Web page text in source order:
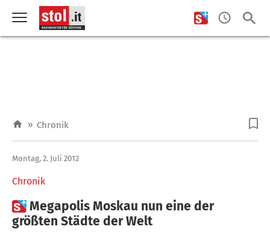
» Chronik
Chronik
Montag, 2. Juli 2012
Megapolis Moskau nun eine der
größten Städte der Welt